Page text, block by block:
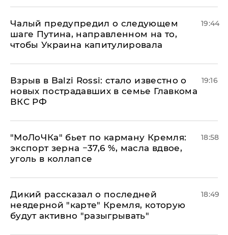
Чалый предупредил о следующем
шаге Путина, направленном на то,
чтобы Украина капитулировала
19:44
Взрыв в Balzi Rossi: стало известно о
новых пострадавших в семье Главкома
ВКС РФ
19:16
​"МоЛоЧКа" бьет по карману Кремля:
экспорт зерна −37,6 %, масла вдвое,
уголь в коллапсе
18:58
Дикий рассказал о последней
неядерной "карте" Кремля, которую
будут активно "разыгрывать"
18:49